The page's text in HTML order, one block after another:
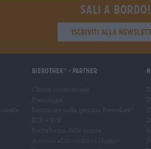
Sali a bordo!
'Iscriviti alla
Bierothek - Partner